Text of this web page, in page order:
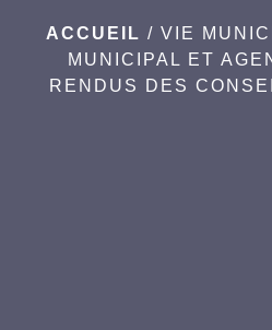
ACCUEIL / VIE
MUNICIPAL ET
RENDUS DES